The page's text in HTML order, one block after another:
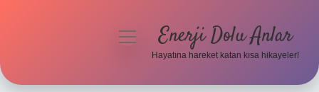
menüyüEnerji Dolu Anlar
Hayatına hareket katan kısa hikayeler!